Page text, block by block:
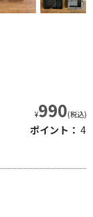
¥990(税込)
ポイント： 4